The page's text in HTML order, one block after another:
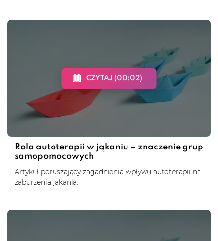
CZYTAJ (00:02)
Rola autoterapii w jąkaniu – znaczenie grup
samopomocowych
Artykuł poruszający zagadnienia wpływu autoterapii na
zaburzenia jąkania.